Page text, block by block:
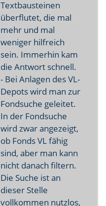
Textbausteinen
überflutet, die mal
mehr und mal
weniger hilfreich
sein. Immerhin kam
die Antwort schnell.
- Bei Anlagen des VL-
Depots wird man zur
Fondsuche geleitet.
In der Fondsuche
wird zwar angezeigt,
ob Fonds VL fähig
sind, aber man kann
nicht danach filtern.
Die Suche ist an
dieser Stelle
vollkommen nutzlos,